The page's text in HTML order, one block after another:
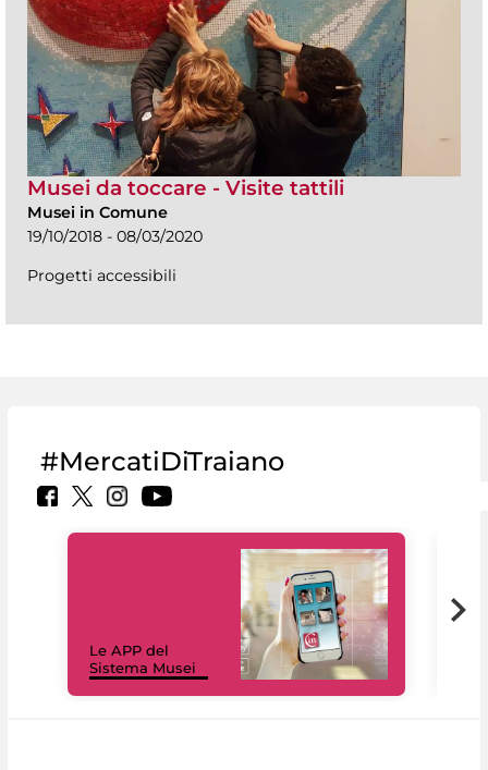
Musei da toccare - Visite tattili
Musei in Comune
19/10/2018 - 08/03/2020
Progetti accessibili
#MercatiDiTraiano
Le APP del
Sistema Musei